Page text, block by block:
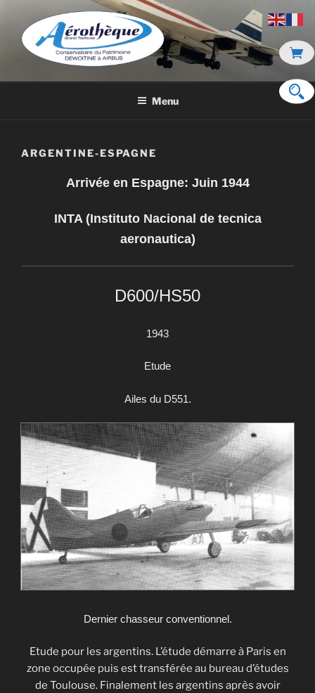
contenu
principal
DE DEWOITINE À AIRBUS
Menu
ARGENTINE-ESPAGNE
Arrivée en Espagne: Juin 1944
INTA (Instituto Nacional de tecnica
aeronautica)
D600/HS50
1943
Etude
Ailes du D551.
Dernier chasseur conventionnel.
Etude pour les argentins. L’étude démarre à Paris en
zone occupée puis est transférée au bureau d’études
de Toulouse. Finalement les argentins après avoir